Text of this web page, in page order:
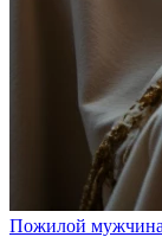
Пожилой мужчина